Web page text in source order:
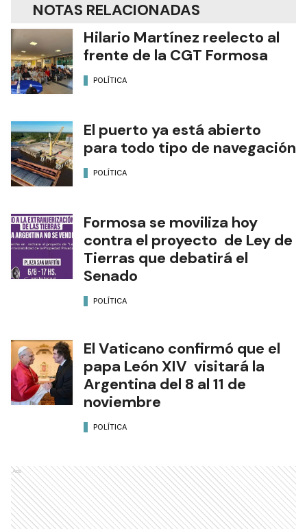
NOTAS RELACIONADAS
Hilario Martínez reelecto al
frente de la CGT Formosa
POLÍTICA
El puerto ya está abierto
para todo tipo de navegación
POLÍTICA
Formosa se moviliza hoy
contra el proyecto de Ley de
Tierras que debatirá el
Senado
POLÍTICA
El Vaticano confirmó que el
papa León XIV visitará la
Argentina del 8 al 11 de
noviembre
POLÍTICA
Ads